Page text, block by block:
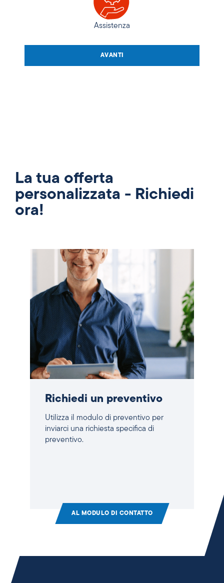
Assistenza
AVANTI
La tua offerta
personalizzata - Richiedi
ora!
Richiedi un preventivo
Utilizza il modulo di preventivo per
inviarci una richiesta specifica di
preventivo.
AL MODULO DI CONTATTO